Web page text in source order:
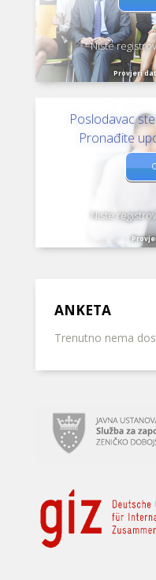
Niste
Provjeri
Poslodavac
Pronađite
Niste
ANKETA
Trenutno nema